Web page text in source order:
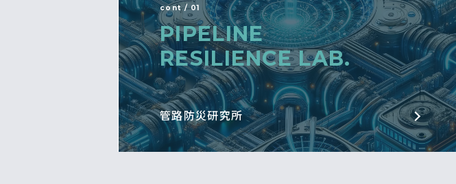
cont / 01
PIPELINE
RESILIENCE LAB.
管路防災研究所